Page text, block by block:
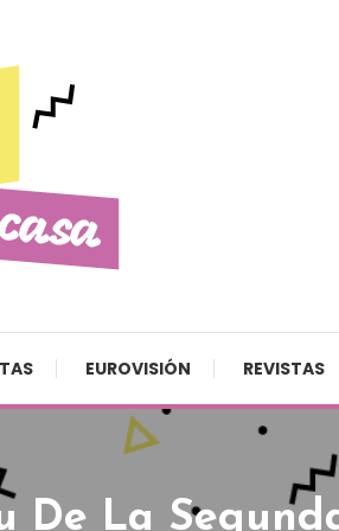
EUROVISIÓN REVISTAS
De La